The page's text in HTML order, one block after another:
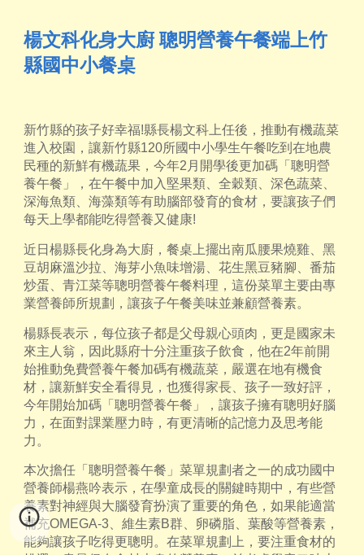
楊文科化身大廚 聰明營養午餐端上竹
縣國中小餐桌
新竹縣的孩子好幸福!縣長楊文科上任後，推動有機蔬菜
進入校園，讓新竹縣120所國中小學生午餐吃到在地農
民種的新鮮有機蔬果，今年2月開學後更加碼「聰明營
養午餐」，在午餐中加入堅果類、全穀類、深色蔬菜、
深海魚類、海藻類等有助腦部發育的食材，要讓孩子們
每天上學都能吃得營養又健康!
近日楊縣長化身為大廚，餐桌上擺出南瓜腰果燒雞、黑
豆胡麻溫沙拉、海芽小魚味增湯、花生黑豆豬腳、番茄
炒蛋、青江菜等聰明營養午餐料理，這份菜單主要由專
業營養師所規劃，讓孩子午餐美味並兼顧營養素。
楊縣長表示，每位孩子都是父母親心頭肉，更是國家未
來主人翁，因此縣府十分注重孩子飲食，他在2年前開
始推動免費營養午餐加碼有機蔬菜，嚴選在地有機食
材，讓新鮮安全看得見，也獲得家長、孩子一致好評，
今年開始加碼「聰明營養午餐」，讓孩子擁有聰明好腦
力，在面對課業壓力時，有更清晰的記憶力及思考能
力。
本次擔任「聰明營養午餐」菜單規劃者之一的成功國中
營養師楊燕吟表示，在學童成長的關鍵時期中，有些營
養素對神經與大腦發育扮演了重要的角色，如果能適當
補充OMEGA-3、維生素B群、卵磷脂、葉酸等營養素，
能夠讓孩子吃得更聰明。在菜單規劃上，要注重食材的